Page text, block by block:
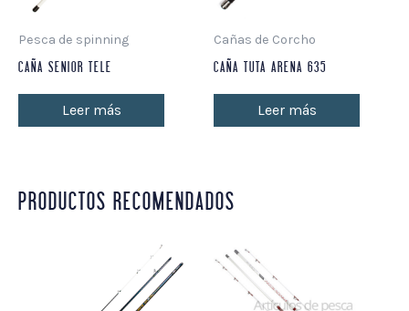
Pesca de spinning
CAÑA SENIOR TELE
Leer más
Cañas de Corcho
CAÑA TUTA ARENA 635
Leer más
PRODUCTOS RECOMENDADOS